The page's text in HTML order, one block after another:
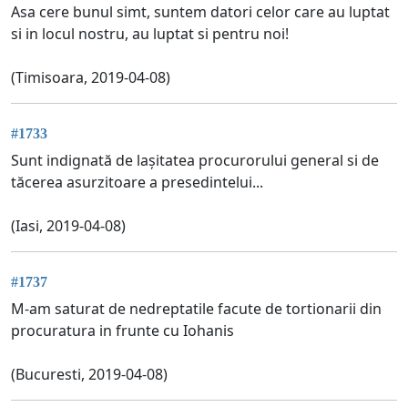
Asa cere bunul simt, suntem datori celor care au luptat
si in locul nostru, au luptat si pentru noi!
(Timisoara, 2019-04-08)
#1733
Sunt indignată de lașitatea procurorului general si de
tăcerea asurzitoare a presedintelui...
(Iasi, 2019-04-08)
#1737
M-am saturat de nedreptatile facute de tortionarii din
procuratura in frunte cu Iohanis
(Bucuresti, 2019-04-08)